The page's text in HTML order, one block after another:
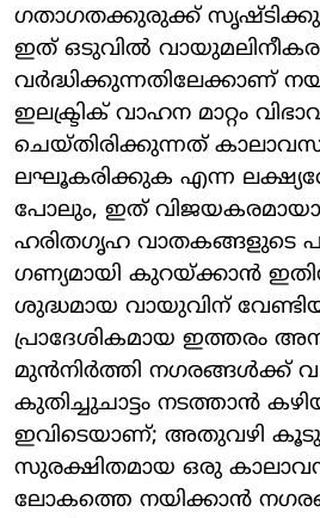
ഗതാഗതക്കുരുക്ക്
ഇത് ഒടുവിൽ
വർദ്ധിക്കുന്നതിലേക്കാണ്
ഇലക്ട്രിക് വാഹന മാറ്റം
ചെയ്തിരിക്കുന്നത്
ലഘൂകരിക്കുക എന്ന
പോലും, ഇത്
ഹരിതഗൃഹ വാതകങ്ങളുടെ
ഗണ്യമായി കുറയ്ക്കാൻ
ശുദ്ധമായ വായുവിന്
പ്രാദേശികമായ ഇത്തരം
മുൻനിർത്തി നഗരങ്ങൾക്ക്
കുതിച്ചുചാട്ടം നടത്താൻ
ഇവിടെയാണ്; അതുവഴി
സുരക്ഷിതമായ ഒരു
ലോകത്തെ നയിക്കാൻ